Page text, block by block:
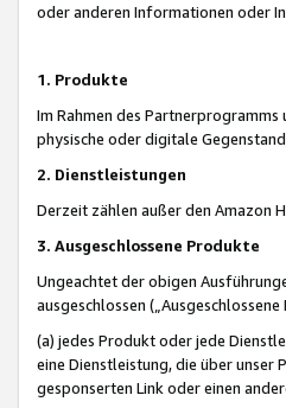
oder anderen Informationen oder
1. Produkte
Im Rahmen des
physische oder digitale
2. Dienstleistungen
Derzeit zählen außer den Amazon
3. Ausgeschlossene Produkte
Ungeachtet der obigen
ausgeschlossen
(a) jedes Produkt oder jede
eine Dienstleistung, die über
gesponserten Link oder einen